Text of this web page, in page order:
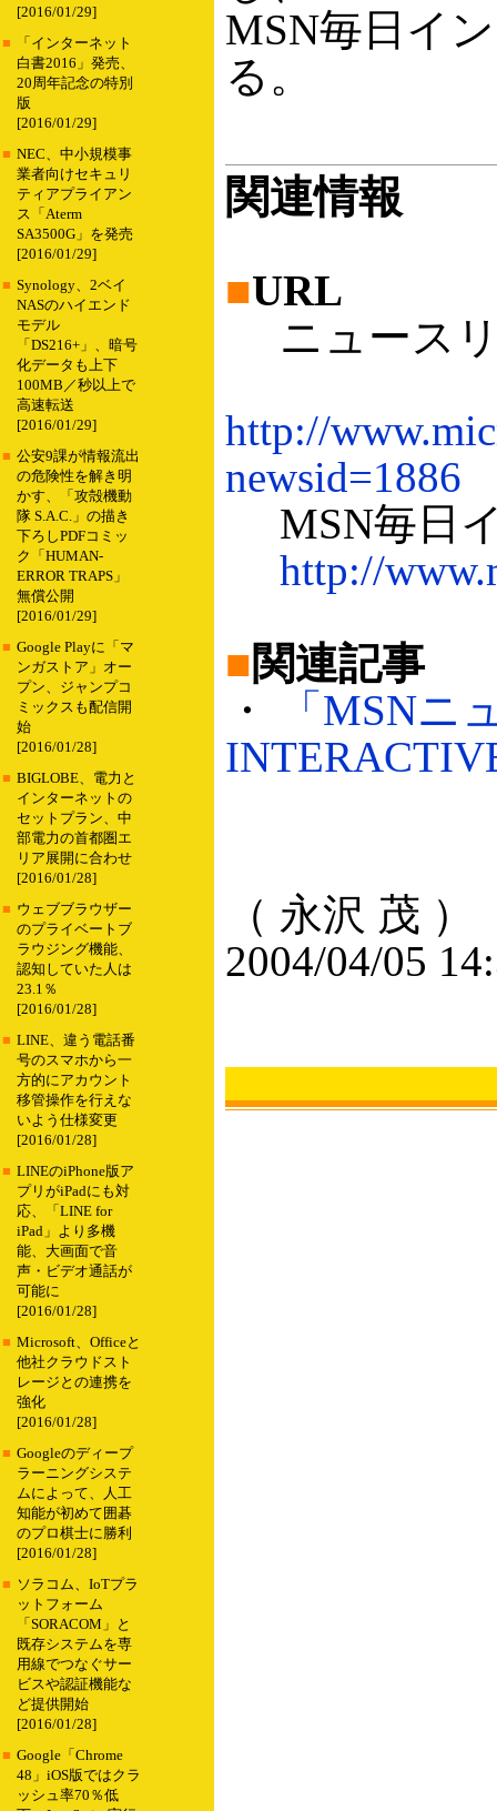
[2016/01/29]
■
「インターネット
白書2016」発売、
20周年記念の特別
版
[2016/01/29]
■ NEC、中小規模事
業者向けセキュリ
ティアプライアン
ス「Aterm
SA3500G」を発売
[2016/01/29]
■ Synology、2ベイ
NASのハイエンド
モデル
「DS216+」、暗号
化データも上下
100MB／秒以上で
高速転送
[2016/01/29]
■ 公安9課が情報流出
の危険性を解き明
かす、「攻殻機動
隊 S.A.C.」の描き
下ろしPDFコミッ
ク「HUMAN-
ERROR TRAPS」
無償公開
[2016/01/29]
■ Google Playに「マ
ンガストア」オー
プン、ジャンプコ
ミックスも配信開
始
[2016/01/28]
■ BIGLOBE、電力と
インターネットの
セットプラン、中
部電力の首都圏エ
リア展開に合わせ
[2016/01/28]
■ ウェブブラウザー
のプライベートブ
ラウジング機能、
認知していた人は
23.1％
[2016/01/28]
■ LINE、違う電話番
号のスマホから一
方的にアカウント
移管操作を行えな
いよう仕様変更
[2016/01/28]
■ LINEのiPhone版ア
プリがiPadにも対
応、「LINE for
iPad」より多機
能、大画面で音
声・ビデオ通話が
可能に
[2016/01/28]
■ Microsoft、Officeと
他社クラウドスト
レージとの連携を
強化
[2016/01/28]
■ Googleのディープ
ラーニングシステ
ムによって、人工
知能が初めて囲碁
のプロ棋士に勝利
[2016/01/28]
■ ソラコム、IoTプラ
ットフォーム
「SORACOM」と
既存システムを専
用線でつなぐサー
ビスや認証機能な
ど提供開始
[2016/01/28]
■ Google「Chrome
48」iOS版ではクラ
ッシュ率70％低
MSN毎日イ
る。
関連情報
■URL
ニュース
http://
newsid=1886
MSN毎日
http://
■関連記事
・
「MSNニ
（ 永沢 茂 ）
2004/04/05